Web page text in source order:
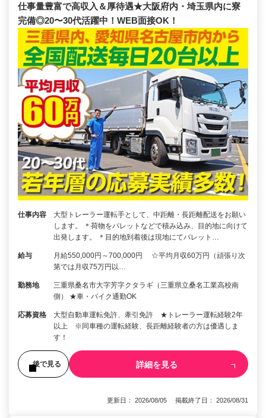
仕事量豊富で高収入＆厚待遇★大阪府内・埼玉県内に寮
完備◎20〜30代活躍中！WEB面接OK！
仕事内容
大型トレーラー運転手として、中距離・長距離配送をお願い
します。 ＊荷物をパレットなどで積み込み、目的地に向けて
出発します。 ＊目的地到着後は現地にてパレット…
給与
月給550,000円～700,000円 ☆平均月収60万円（頑張り次
第では月収75万円以…
勤務地
三重県桑名市大字芳字クタラギ（三重県立桑名工業高校南
側） ★車・バイク通勤OK
応募資格
大型自動車運転免許、牽引免許 ★トレーラー運転経験2年
以上 ※同車種の運転経験、長距離経験者の方は優遇しま
す！
後で見る 詳細を見る
更新日： 2026/08/05 掲載終了日： 2026/08/31